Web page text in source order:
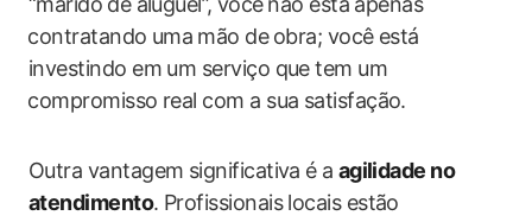
⁣contratando uma⁤ mão de ⁢obra; você ‍está
investindo em um ‍serviço que tem um
⁣compromisso​ real com a ​sua satisfação.
Outra ‌vantagem significativa é a⁣ agilidade no
atendimento. Profissionais​ locais estão